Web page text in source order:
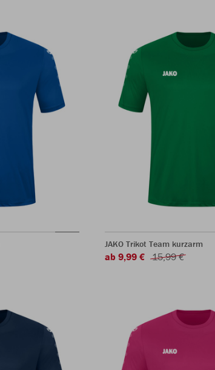
JAKO Trikot Team kurzarm
ab 9,99 € 15,99 €